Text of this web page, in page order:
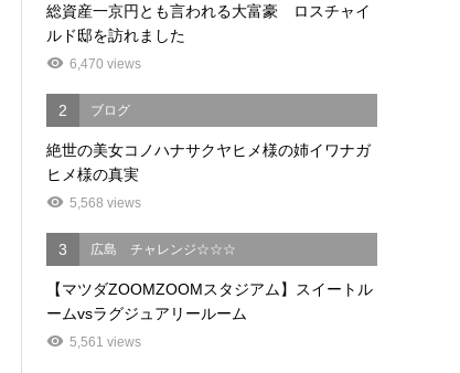
総資産一京円とも言われる大富豪 ロスチャイ
ルド邸を訪れました
6,470 views
2 ブログ
絶世の美女コノハナサクヤヒメ様の姉イワナガ
ヒメ様の真実
5,568 views
3 広島 チャレンジ☆☆☆
【マツダZOOMZOOMスタジアム】スイートル
ームvsラグジュアリールーム
5,561 views